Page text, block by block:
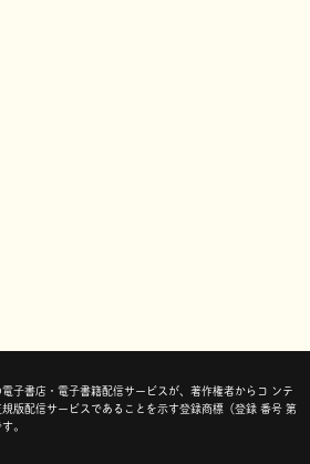
子書店・電子書籍配信サービスが、著作権者からコ ンテ
規版配信サービスであることを示す登録商標（登録 番号 第
。